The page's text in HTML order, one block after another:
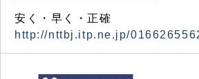
安く・早く・正確
http://nttbj.itp.ne.jp/